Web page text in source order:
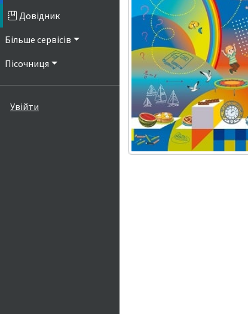
Довідник
Більше сервісів
Пісочниця
Увійти